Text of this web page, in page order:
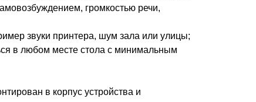
громкостью речи,
звуки принтера, шум зала или улицы;
в любом месте стола с минимальным
в корпус устройства и